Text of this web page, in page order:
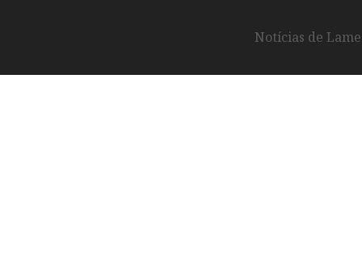
Notícias de